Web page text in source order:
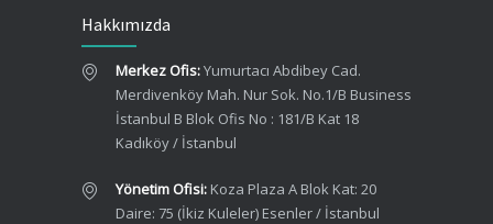
Hakkımızda
Merkez Ofis:Yumurtacı Abdibey Cad.
Merdivenköy Mah. Nur Sok. No.1/B Business
İstanbul B Blok Ofis No : 181/B Kat 18
Kadıköy / İstanbul
Yönetim Ofisi: Koza Plaza A Blok Kat: 20
Daire: 75 (İkiz Kuleler) Esenler / İstanbul